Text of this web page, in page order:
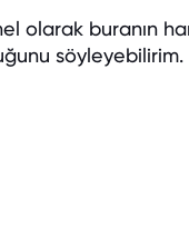
olarak buranın
söyleyebilirim.